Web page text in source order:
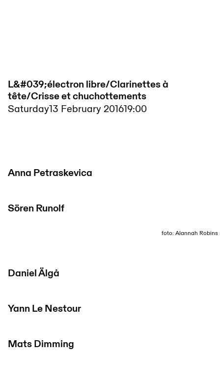
L&#039;électron libre/Clarinettes à
tête/Crisse et chuchottements
Saturday13 February 201619:00
Anna Petraskevica
Sören Runolf
foto: Alannah Robins
Daniel Älgå
Yann Le Nestour
Mats Dimming